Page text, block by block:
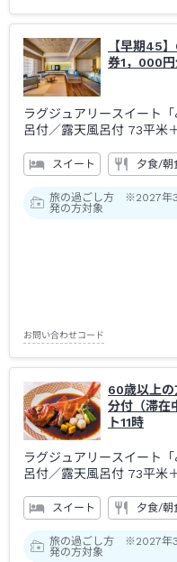
【早期45
券1，000円
ラグジュアリースイート
呂付／露天風呂付 73平米
スイート 夕食/朝
旅の過ごし方 ※2027年3
発の方対象
お問い合わせコード
60歳以上の
分付（滞在
ト11時
ラグジュアリースイート
呂付／露天風呂付 73平米
スイート 夕食/朝
旅の過ごし方 ※2027年3
発の方対象